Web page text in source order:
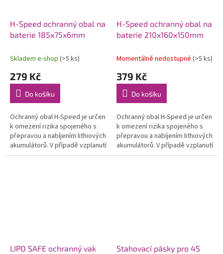
H-Speed ochranný obal na
baterie 185x75x6mm
Skladem e-shop (>5 ks)
279 Kč
Do košíku
Ochranný obal H-Speed je určen
k omezení rizika spojeného s
přepravou a nabíjením lithiových
akumulátorů. V případě vzplanutí
zabrání rozstříknutí obsahu a
H-Speed ochranný obal na
baterie 210x160x150mm
Momentálně nedostupné (>5 ks)
379 Kč
Do košíku
Ochranný obal H-Speed je určen
k omezení rizika spojeného s
přepravou a nabíjením lithiových
akumulátorů. V případě vzplanutí
zabrání rozprsknutí obsahu a
LIPO SAFE ochranný vak
Stahovací pásky pro 4S